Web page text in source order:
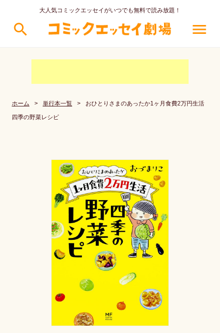
大人気コミックエッセイがいつでも無料で読み放題！
search menu
ホーム > 単行本一覧 >
おひとりさまのあったか1ヶ月食費2万円生活
四季の野菜レシピ